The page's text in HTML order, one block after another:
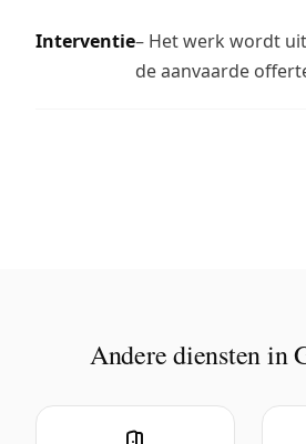
Interventie– Het werk wordt
de aanvaarde
Andere diensten in